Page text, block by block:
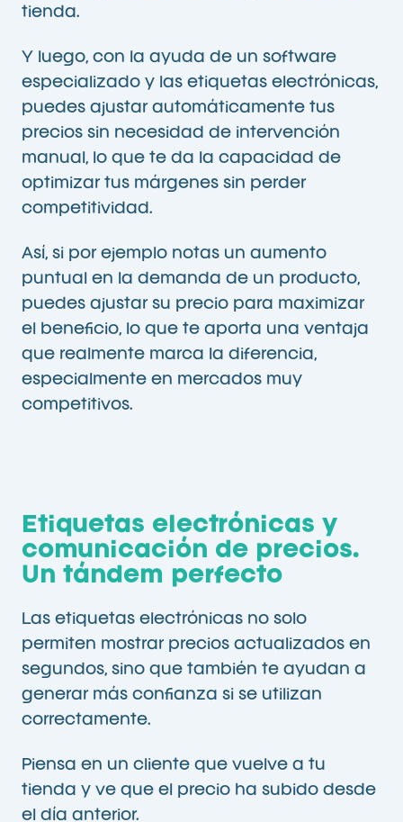
tienda.
Y luego, con la ayuda de un software
especializado y las etiquetas electrónicas,
puedes ajustar automáticamente tus
precios sin necesidad de intervención
manual, lo que te da la capacidad de
optimizar tus márgenes sin perder
competitividad.
Así, si por ejemplo notas un aumento
puntual en la demanda de un producto,
puedes ajustar su precio para maximizar
el beneficio, lo que te aporta una ventaja
que realmente marca la diferencia,
especialmente en mercados muy
competitivos.
Etiquetas electrónicas y
comunicación de precios.
Un tándem perfecto
Las etiquetas electrónicas no solo
permiten mostrar precios actualizados en
segundos, sino que también te ayudan a
generar más confianza si se utilizan
correctamente.
Piensa en un cliente que vuelve a tu
tienda y ve que el precio ha subido desde
el día anterior.